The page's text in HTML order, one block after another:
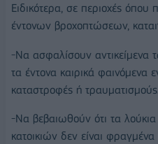
Ειδικότερα, σε περιοχές
έντονων βροχοπτώσεων,
-Να ασφαλίσουν
τα έντονα καιρικά φαινόμενα
καταστροφές ή τραυματισμούς.
-Να βεβαιωθούν ότι τα
κατοικιών δεν είναι φραγμένα